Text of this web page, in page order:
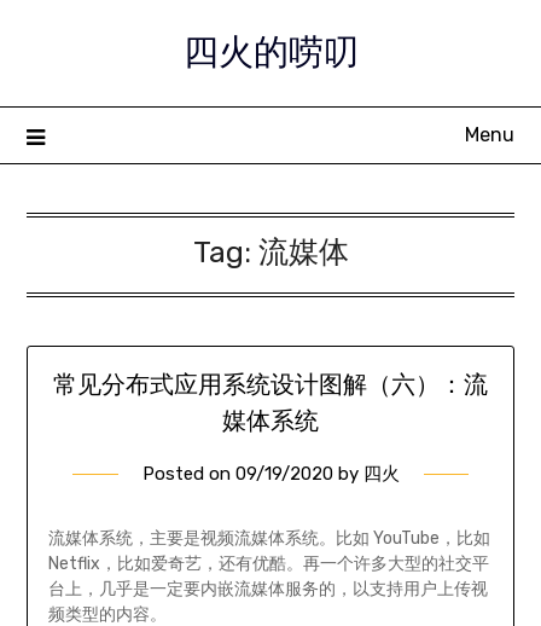
四火的唠叨
Menu
Tag: 流媒体
常见分布式应用系统设计图解（六）：流
媒体系统
Posted on 09/19/2020by 四火
流媒体系统，主要是视频流媒体系统。比如 YouTube，比如
Netflix，比如爱奇艺，还有优酷。再一个许多大型的社交平
台上，几乎是一定要内嵌流媒体服务的，以支持用户上传视
频类型的内容。